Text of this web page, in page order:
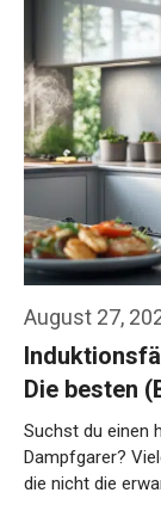
August 27,
Die besten
Suchst du einen
Dampfgarer?
die nicht die